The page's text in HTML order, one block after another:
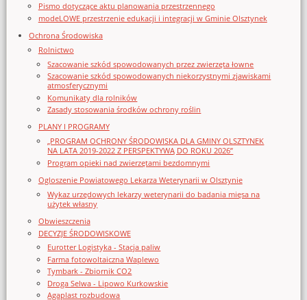
Pismo dotyczące aktu planowania przestrzennego
modeLOWE przestrzenie edukacji i integracji w Gminie Olsztynek
Ochrona Środowiska
Rolnictwo
Szacowanie szkód spowodowanych przez zwierzęta łowne
Szacowanie szkód spowodowanych niekorzystnymi zjawiskami
atmosferycznymi
Komunikaty dla rolników
Zasady stosowania środków ochrony roślin
PLANY I PROGRAMY
„PROGRAM OCHRONY ŚRODOWISKA DLA GMINY OLSZTYNEK
NA LATA 2019-2022 Z PERSPEKTYWĄ DO ROKU 2026”
Program opieki nad zwierzętami bezdomnymi
Ogloszenie Powiatowego Lekarza Weterynarii w Olsztynie
Wykaz urzędowych lekarzy weterynarii do badania mięsa na
użytek własny
Obwieszczenia
DECYZJE ŚRODOWISKOWE
Eurotter Logistyka - Stacja paliw
Farma fotowoltaiczna Waplewo
Tymbark - Zbiornik CO2
Droga Selwa - Lipowo Kurkowskie
Agaplast rozbudowa